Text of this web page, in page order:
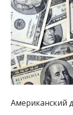
Американский